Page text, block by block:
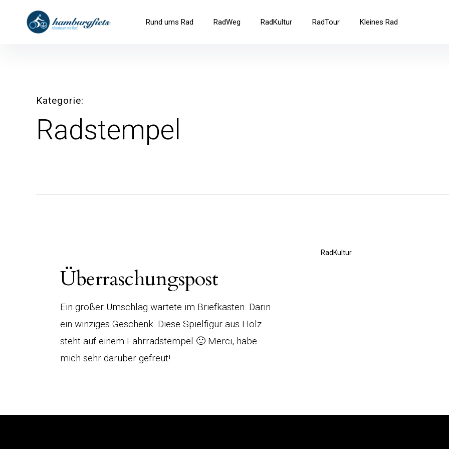
überspringenhamburgfiets – Abenteuer mit Rad
Rund ums Rad RadWeg RadKultur RadTour Kleines Rad
Kategorie
Radstempel
Überraschungspost
Ein großer Umschlag wartete im Briefkasten. Darin
ein winziges Geschenk. Diese Spielfigur aus Holz
steht auf einem Fahrradstempel 🙂 Merci, habe
mich sehr darüber gefreut!
RadKultur